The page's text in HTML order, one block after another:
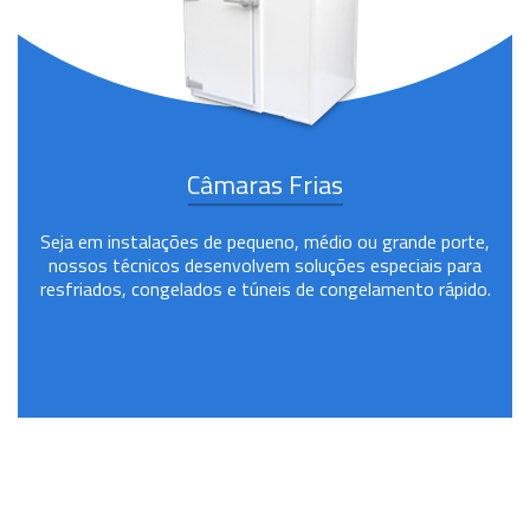
Câmaras Frias
Seja em instalações de pequeno, médio ou grande porte,
nossos técnicos desenvolvem soluções especiais para
resfriados, congelados e túneis de congelamento rápido.